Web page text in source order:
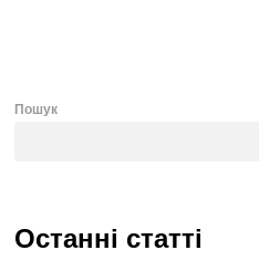
Пошук
Останні статті